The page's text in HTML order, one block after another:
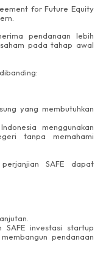
for Future Equity
pendanaan lebih
pada tahap awal
yang membutuhkan
menggunakan
tanpa memahami
SAFE dapat
SAFE investasi startup
pendanaan